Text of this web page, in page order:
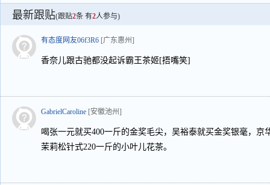
最新跟贴(跟贴2条 有2人参与)
有态度网友06f3R6 [广东惠州]
香奈儿跟古驰都没起诉霸王茶姬[捂嘴笑]
GabrielCaroline [安徽池州]
喝张一元就买400一斤的金奖毛尖，吴裕泰就买金奖银毫，京
茉莉松针式220一斤的小叶儿花茶。